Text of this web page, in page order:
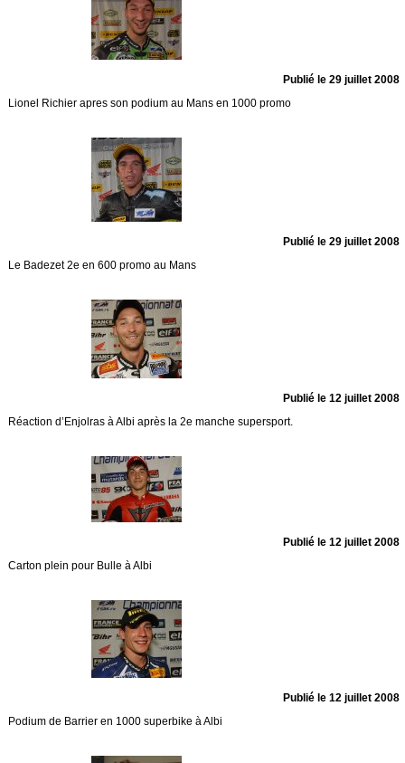
Publié le 29 juillet 2008
Lionel Richier apres son podium au Mans en 1000 promo
Publié le 29 juillet 2008
Le Badezet 2e en 600 promo au Mans
Publié le 12 juillet 2008
Réaction d’Enjolras à Albi après la 2e manche supersport.
Publié le 12 juillet 2008
Carton plein pour Bulle à Albi
Publié le 12 juillet 2008
Podium de Barrier en 1000 superbike à Albi